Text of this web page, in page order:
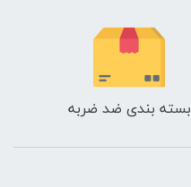
بسته بندی ضد ضربه